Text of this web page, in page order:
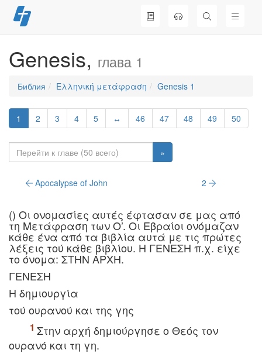
Перейти
к
Genesis, глава 1
Библия Ελληνική μετάφραση Genesis 1
1 2 3 4 5 ↔ 46 47 48 49 50
»
Apocalypse of John 2
() Oι ονομασίες αυτές έφτασαν σε μας από
τη Mετάφραση των O’. Oι Eβραίοι ονόμαζαν
κάθε ένα από τα βιβλία αυτά με τις πρώτες
λέξεις τού κάθε βιβλίου. H ΓENEΣH π.χ. είχε
το όνομα: ΣTHN APXH.
ΓENEΣH
H δημιουργία
τού ουρανού και της γης
Στην αρχή δημιούργησε ο Θεός τον
ουρανό και τη γη.